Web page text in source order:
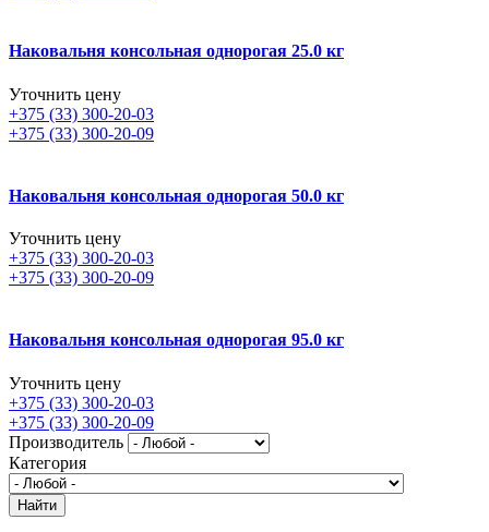
Наковальня консольная однорогая 25.0 кг
Уточнить цену
+375 (33) 300-20-03
+375 (33) 300-20-09
Наковальня консольная однорогая 50.0 кг
Уточнить цену
+375 (33) 300-20-03
+375 (33) 300-20-09
Наковальня консольная однорогая 95.0 кг
Уточнить цену
+375 (33) 300-20-03
+375 (33) 300-20-09
Производитель
Категория